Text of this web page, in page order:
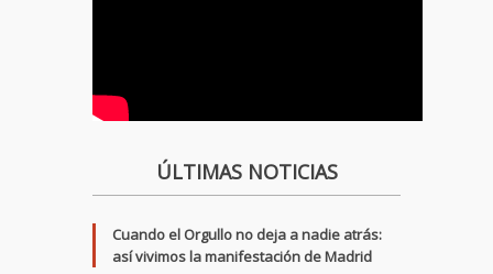
ÚLTIMAS NOTICIAS
Cuando el Orgullo no deja a nadie atrás:
así vivimos la manifestación de Madrid